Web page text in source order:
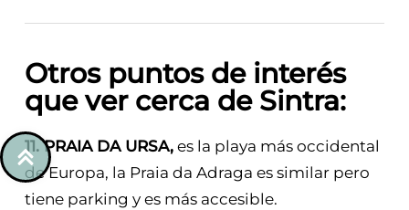
Otros puntos de interés
que ver cerca de Sintra:
11. PRAIA DA URSA,es la playa más occidental
de Europa, la Praia da Adraga es similar pero
tiene parking y es más accesible.